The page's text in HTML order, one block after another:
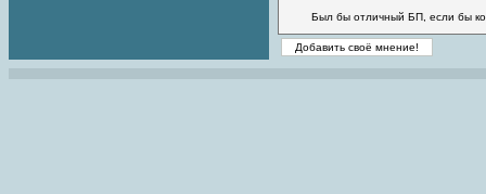
Был бы отличный БП, если бы